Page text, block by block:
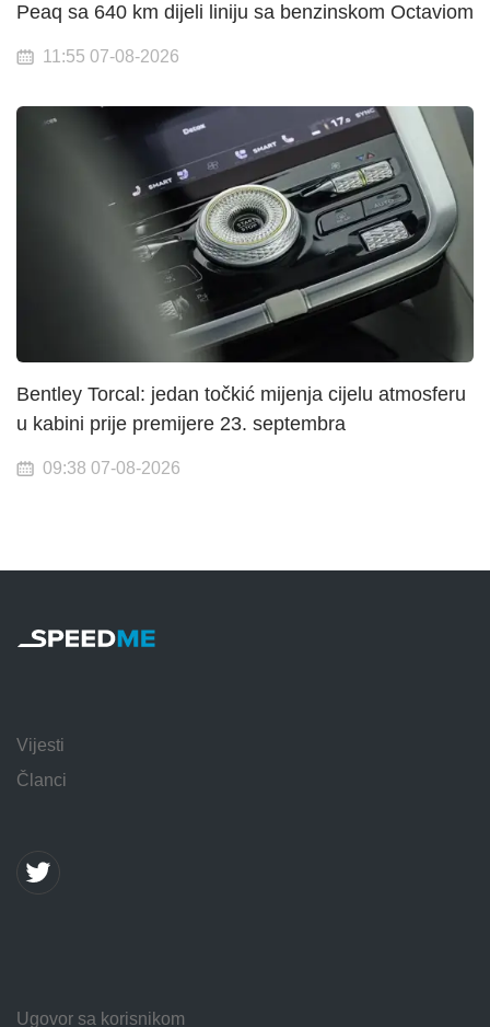
Peaq sa 640 km dijeli liniju sa benzinskom Octaviom
11:55 07-08-2026
Bentley Torcal: jedan točkić mijenja cijelu atmosferu
u kabini prije premijere 23. septembra
09:38 07-08-2026
Vijesti
Članci
Ugovor sa korisnikom